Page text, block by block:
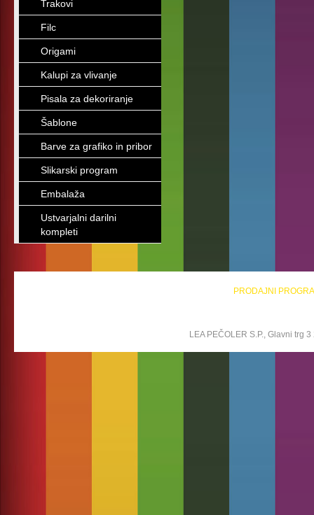
Trakovi
Filc
Origami
Kalupi za vlivanje
Pisala za dekoriranje
Šablone
Barve za grafiko in pribor
Slikarski program
Embalaža
Ustvarjalni darilni
kompleti
PRODAJNI
LEA PEČOLER S.P., Glavni trg